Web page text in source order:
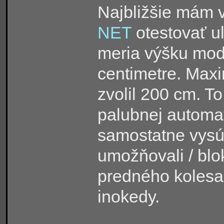
Najbližšie mám
NET otestovať
meria výšku
centimetre.
zvolil 200 cm.
palubnej
samostatne
umožňovali /
predného
inokedy.